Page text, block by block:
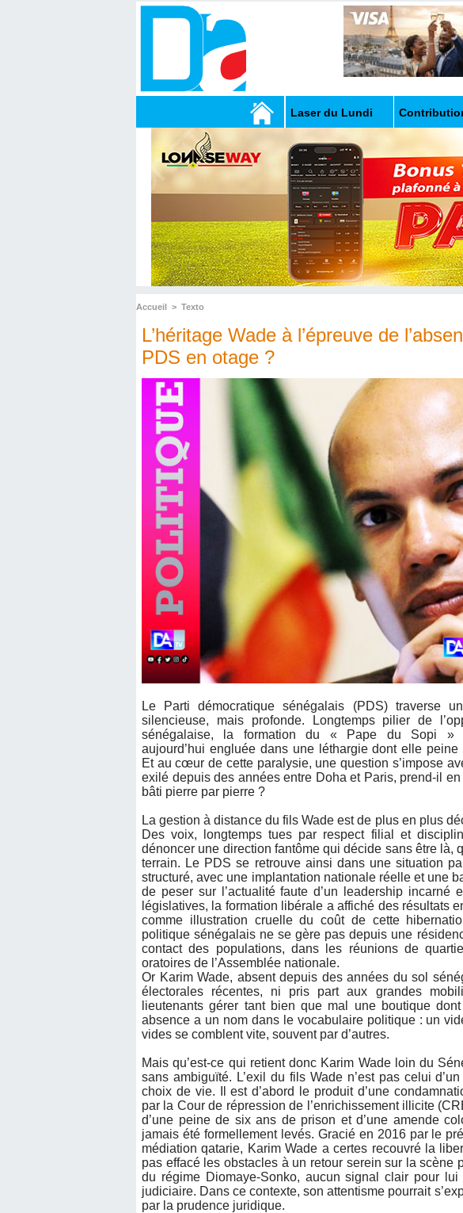
Laser du Lundi
Accueil > Texto
L’héritage Wade à l’épreuve de
PDS en otage ?
Le Parti démocratique sénégalais (PDS) traverse
silencieuse, mais profonde. Longtemps pilier de
sénégalaise, la formation du « Pape du Sopi »
aujourd’hui engluée dans une léthargie dont elle peine
Et au cœur de cette paralysie, une question s’impose
exilé depuis des années entre Doha et Paris, prend-il
bâti pierre par pierre ?
La gestion à distance du fils Wade est de plus en plus
Des voix, longtemps tues par respect filial et
dénoncer une direction fantôme qui décide sans être là,
terrain. Le PDS se retrouve ainsi dans une situation
structuré, avec une implantation nationale réelle et une
de peser sur l’actualité faute d’un leadership incarné
législatives, la formation libérale a affiché des résultats
comme illustration cruelle du coût de cette
politique sénégalais ne se gère pas depuis une
contact des populations, dans les réunions de
oratoires de l’Assemblée nationale.
Or Karim Wade, absent depuis des années du sol
électorales récentes, ni pris part aux grandes
lieutenants gérer tant bien que mal une boutique
absence a un nom dans le vocabulaire politique : un
vides se comblent vite, souvent par d’autres.
Mais qu’est-ce qui retient donc Karim Wade loin du
sans ambiguïté. L’exil du fils Wade n’est pas celui
choix de vie. Il est d’abord le produit d’une
par la Cour de répression de l’enrichissement illicite
d’une peine de six ans de prison et d’une amende
jamais été formellement levés. Gracié en 2016 par le
médiation qatarie, Karim Wade a certes recouvré la
pas effacé les obstacles à un retour serein sur la scène
du régime Diomaye-Sonko, aucun signal clair pour
judiciaire. Dans ce contexte, son attentisme pourrait
par la prudence juridique.